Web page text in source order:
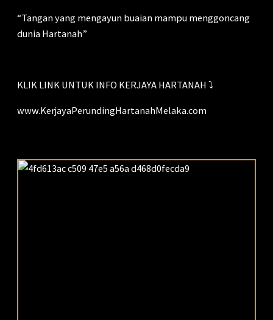
“Tangan yang mengayun buaian mampu menggoncang
dunia Hartanah”
KLIK LINK UNTUK INFO KERJAYA HARTANAH ⤵️
www.KerjayaPerundingHartanahMelaka.com